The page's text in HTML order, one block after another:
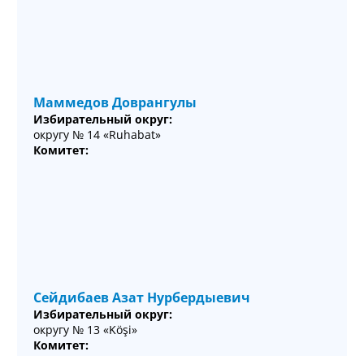
Маммедов Доврангулы
Избирательный округ:
округу № 14 «Ruhabat»
Комитет:
Сейдибаев Азат Нурбердыевич
Избирательный округ:
округу № 13 «Köşi»
Комитет: